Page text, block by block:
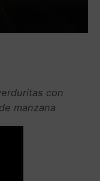
con
manzana